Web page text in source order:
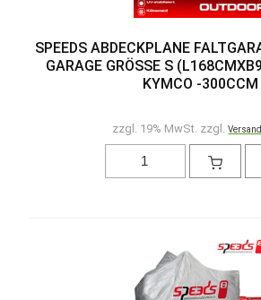
SPEEDS ABDECKPLANE
GARAGE GRÖSSE S
YMCO -300CCM
zzgl. 19% MwSt. zzgl.